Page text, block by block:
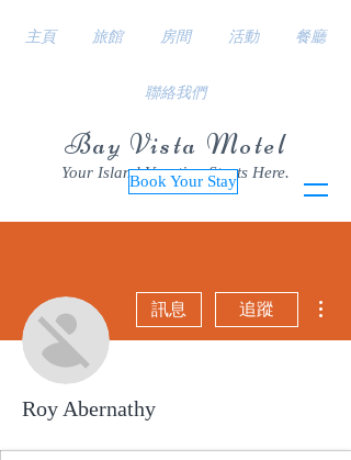
Bay Vista Motel
Your Island Vacation Starts Here.
Book Your Stay
主頁 旅館 房間 活動 餐廳
聯絡我們
訊息 追蹤
Roy Abernathy